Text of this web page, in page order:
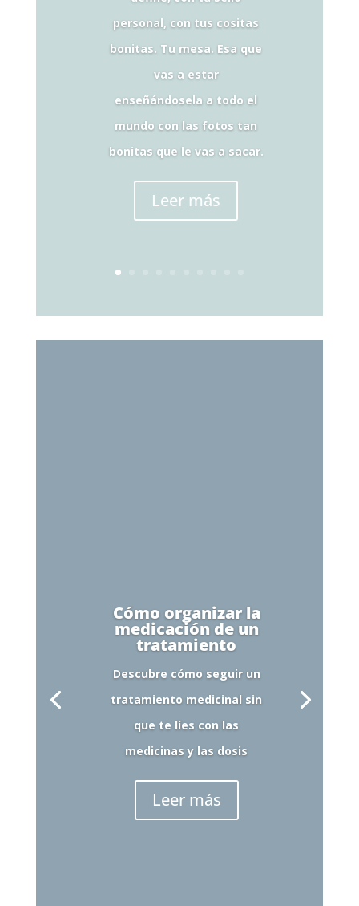
personal, con tus cositas
bonitas. Tu mesa. Esa que
vas a estar
enseñándosela a todo el
mundo con las fotos tan
bonitas que le vas a sacar.
Leer más
Cómo organizar la
medicación de un
tratamiento
Descubre cómo seguir un
tratamiento medicinal sin
que te líes con las
medicinas y las dosis
Leer más